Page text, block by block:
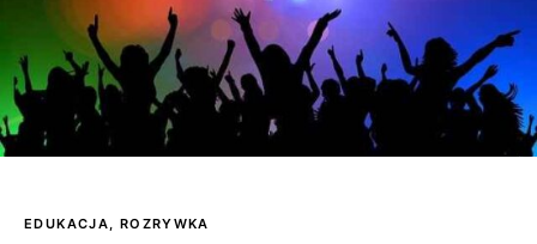
EDUKACJA, ROZRYWKA